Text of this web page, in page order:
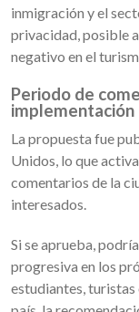
inmigración y el
privacidad, posible
negativo en el
Periodo de
implementación
La propuesta fue
Unidos, lo que
comentarios de la
interesados.
Si se aprueba,
progresiva en los
estudiantes,